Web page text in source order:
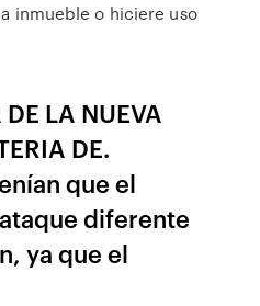
inmueble o hiciere uso
LA NUEVA
DE.
que el
diferente
ya que el